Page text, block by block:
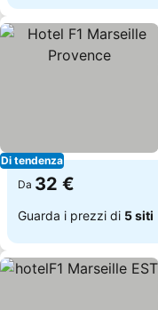
Di tendenza
Da 32 €
Guarda i prezzi di 5 siti